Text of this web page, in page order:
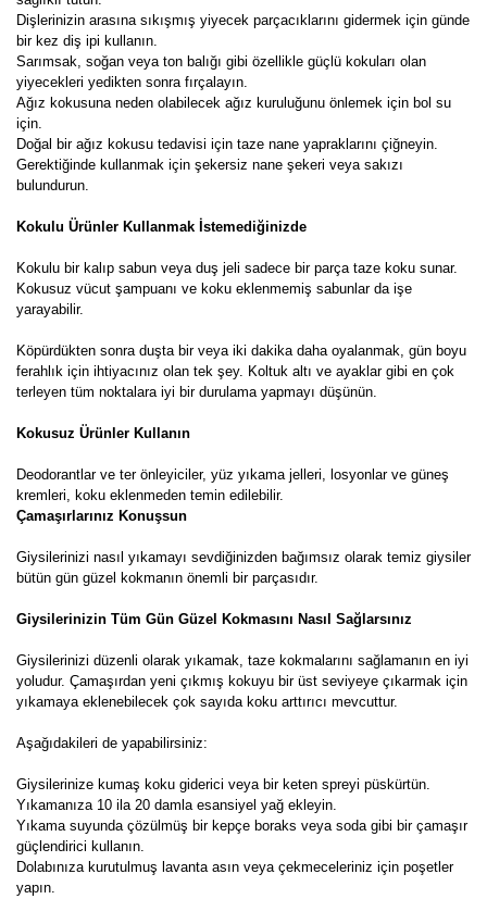
Dişlerinizin arasına sıkışmış yiyecek parçacıklarını gidermek için günde
bir kez diş ipi kullanın.
Sarımsak, soğan veya ton balığı gibi özellikle güçlü kokuları olan
yiyecekleri yedikten sonra fırçalayın.
Ağız kokusuna neden olabilecek ağız kuruluğunu önlemek için bol su
için.
Doğal bir ağız kokusu tedavisi için taze nane yapraklarını çiğneyin.
Gerektiğinde kullanmak için şekersiz nane şekeri veya sakızı
bulundurun.
Kokulu Ürünler Kullanmak İstemediğinizde
Kokulu bir kalıp sabun veya duş jeli sadece bir parça taze koku sunar.
Kokusuz vücut şampuanı ve koku eklenmemiş sabunlar da işe
yarayabilir.
Köpürdükten sonra duşta bir veya iki dakika daha oyalanmak, gün boyu
ferahlık için ihtiyacınız olan tek şey. Koltuk altı ve ayaklar gibi en çok
terleyen tüm noktalara iyi bir durulama yapmayı düşünün.
Kokusuz Ürünler Kullanın
Deodorantlar ve ter önleyiciler, yüz yıkama jelleri, losyonlar ve güneş
kremleri, koku eklenmeden temin edilebilir.
Çamaşırlarınız Konuşsun
Giysilerinizi nasıl yıkamayı sevdiğinizden bağımsız olarak temiz giysiler
bütün gün güzel kokmanın önemli bir parçasıdır.
Giysilerinizin Tüm Gün Güzel Kokmasını Nasıl Sağlarsınız
Giysilerinizi düzenli olarak yıkamak, taze kokmalarını sağlamanın en iyi
yoludur. Çamaşırdan yeni çıkmış kokuyu bir üst seviyeye çıkarmak için
yıkamaya eklenebilecek çok sayıda koku arttırıcı mevcuttur.
Aşağıdakileri de yapabilirsiniz:
Giysilerinize kumaş koku giderici veya bir keten spreyi püskürtün.
Yıkamanıza 10 ila 20 damla esansiyel yağ ekleyin.
Yıkama suyunda çözülmüş bir kepçe boraks veya soda gibi bir çamaşır
güçlendirici kullanın.
Dolabınıza kurutulmuş lavanta asın veya çekmeceleriniz için poşetler
yapın.